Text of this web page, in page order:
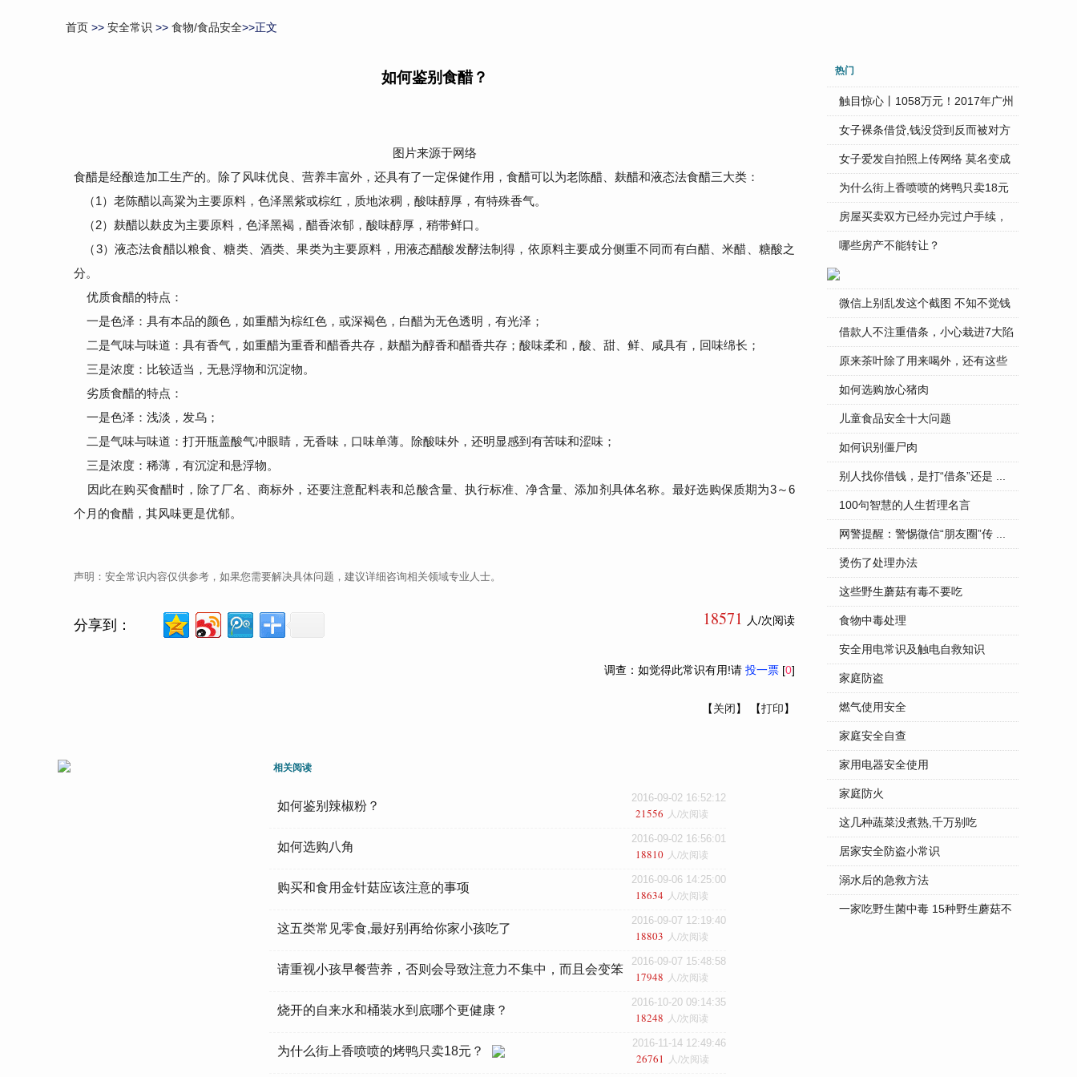
首页 >> 安全常识 >> 食物/食品安全>>正文
如何鉴别食醋？
图片来源于网络
食醋是经酿造加工生产的。除了风味优良、营养丰富外，还具有了一定保健作用，食醋可以为老陈醋、麸醋和液态法食醋三大类：
（1）老陈醋以高粱为主要原料，色泽黑紫或棕红，质地浓稠，酸味醇厚，有特殊香气。
（2）麸醋以麸皮为主要原料，色泽黑褐，醋香浓郁，酸味醇厚，稍带鲜口。
（3）液态法食醋以粮食、糖类、酒类、果类为主要原料，用液态醋酸发酵法制得，依原料主要成分侧重不同而有白醋、米醋、糖酸之
分。
优质食醋的特点：
一是色泽：具有本品的颜色，如重醋为棕红色，或深褐色，白醋为无色透明，有光泽；
二是气味与味道：具有香气，如重醋为重香和醋香共存，麸醋为醇香和醋香共存；酸味柔和，酸、甜、鲜、咸具有，回味绵长；
三是浓度：比较适当，无悬浮物和沉淀物。
劣质食醋的特点：
一是色泽：浅淡，发乌；
二是气味与味道：打开瓶盖酸气冲眼睛，无香味，口味单薄。除酸味外，还明显感到有苦味和涩味；
三是浓度：稀薄，有沉淀和悬浮物。
因此在购买食醋时，除了厂名、商标外，还要注意配料表和总酸含量、执行标准、净含量、添加剂具体名称。最好选购保质期为3～6
个月的食醋，其风味更是优郁。
声明：安全常识内容仅供参考，如果您需要解决具体问题，建议详细咨询相关领域专业人士。
分享到： 18571 人/次阅读
调查：如觉得此常识有用!请 投一票 [0]
【关闭】 【打印】
相关阅读
如何鉴别辣椒粉？
2016-09-02 16:52:12
21556 人/次阅读
如何选购八角
2016-09-02 16:56:01
18810 人/次阅读
购买和食用金针菇应该注意的事项
2016-09-06 14:25:00
18634 人/次阅读
这五类常见零食,最好别再给你家小孩吃了
2016-09-07 12:19:40
18803 人/次阅读
请重视小孩早餐营养，否则会导致注意力不集中，而且会变笨
2016-09-07 15:48:58
17948 人/次阅读
烧开的自来水和桶装水到底哪个更健康？
2016-10-20 09:14:35
18248 人/次阅读
为什么街上香喷喷的烤鸭只卖18元？
2016-11-14 12:49:46
26761 人/次阅读
热门
触目惊心丨1058万元！2017年广州
...
女子裸条借贷,钱没贷到反而被对方
...
女子爱发自拍照上传网络 莫名变成
...
为什么街上香喷喷的烤鸭只卖18元
...
房屋买卖双方已经办完过户手续，
...
哪些房产不能转让？
微信上别乱发这个截图 不知不觉钱
...
借款人不注重借条，小心栽进7大陷
...
原来茶叶除了用来喝外，还有这些
...
如何选购放心猪肉
儿童食品安全十大问题
如何识别僵尸肉
别人找你借钱，是打“借条”还是 ...
100句智慧的人生哲理名言
网警提醒：警惕微信“朋友圈”传 ...
烫伤了处理办法
这些野生蘑菇有毒不要吃
食物中毒处理
安全用电常识及触电自救知识
家庭防盗
燃气使用安全
家庭安全自查
家用电器安全使用
家庭防火
这几种蔬菜没煮熟,千万别吃
居家安全防盗小常识
溺水后的急救方法
一家吃野生菌中毒 15种野生蘑菇不